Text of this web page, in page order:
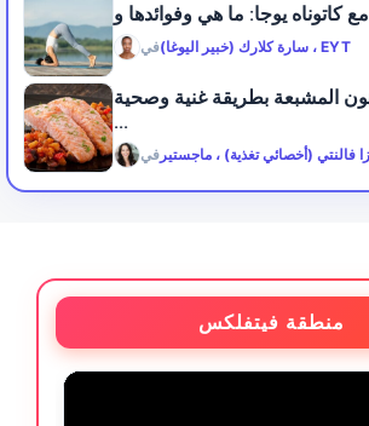
في سارة كلارك (خبير اليوغا) ، EYT
المشبعة بطريقة غنية وصحية:
...
في
منطقة فيتفلكس